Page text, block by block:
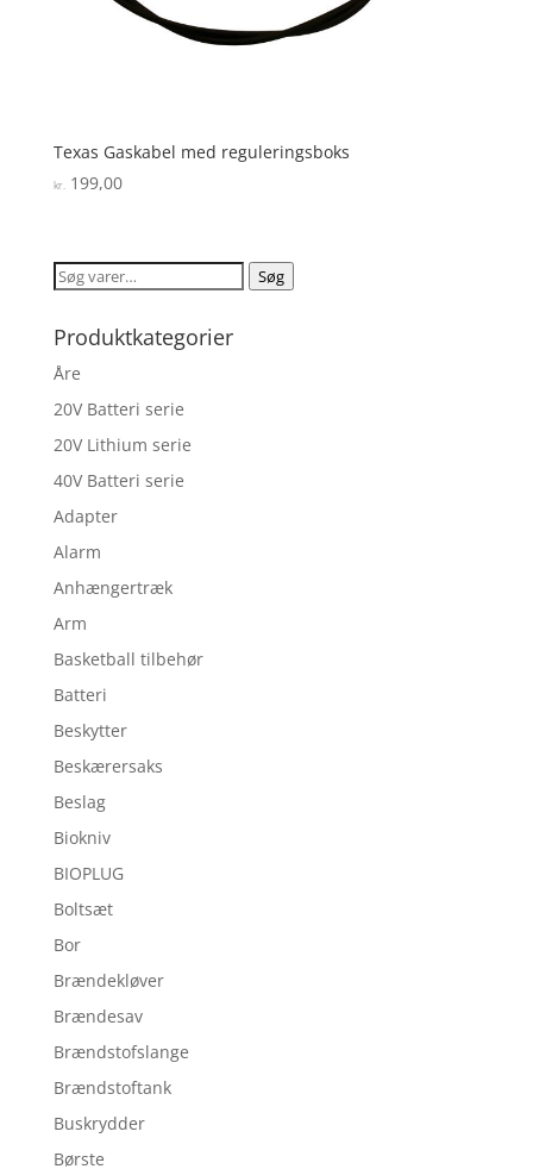
Texas Gaskabel med reguleringsboks
kr.199,00
Søg
Søg
Produktkategorier
Åre
20V Batteri serie
20V Lithium serie
40V Batteri serie
Adapter
Alarm
Anhængertræk
Arm
Basketball tilbehør
Batteri
Beskytter
Beskærersaks
Beslag
Biokniv
BIOPLUG
Boltsæt
Bor
Brændekløver
Brændesav
Brændstofslange
Brændstoftank
Buskrydder
Børste